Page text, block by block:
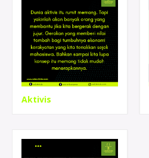
Aktivis